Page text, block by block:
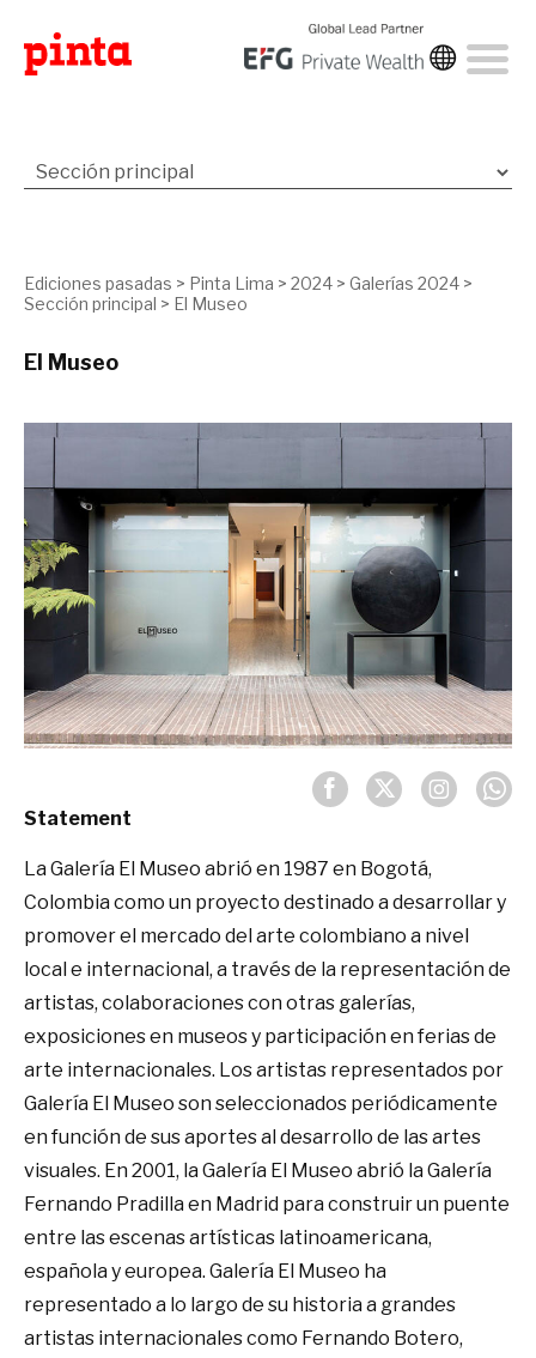
Ediciones pasadas > Pinta Lima > 2024 > Galerías 2024 >
Sección principal > El Museo
El Museo
Statement
La Galería El Museo abrió en 1987 en Bogotá,
Colombia como un proyecto destinado a desarrollar y
promover el mercado del arte colombiano a nivel
local e internacional, a través de la representación de
artistas, colaboraciones con otras galerías,
exposiciones en museos y participación en ferias de
arte internacionales. Los artistas representados por
Galería El Museo son seleccionados periódicamente
en función de sus aportes al desarrollo de las artes
visuales. En 2001, la Galería El Museo abrió la Galería
Fernando Pradilla en Madrid para construir un puente
entre las escenas artísticas latinoamericana,
española y europea. Galería El Museo ha
representado a lo largo de su historia a grandes
artistas internacionales como Fernando Botero,